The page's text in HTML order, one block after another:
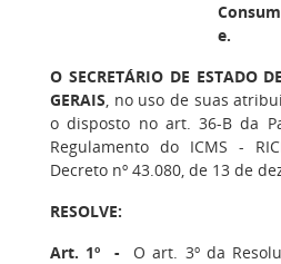
e.
O SECRETÁRIO DE ESTADO
GERAIS, no uso de suas
o disposto no art. 36-B da
Regulamento do ICMS -
Decreto nº 43.080, de 13 de
RESOLVE:
Art. 1º - O art. 3º da